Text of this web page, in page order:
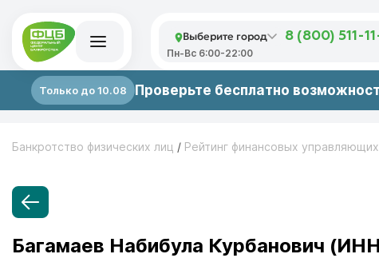
Выберите город 8 (800) 511-
Пн-Вс 6:00-22:00
Только до 10.08 Проверьте бесплатно
Банкротство физических лиц / Рейтинг финансовых управляющих
Багамаев Набибула Курбанович